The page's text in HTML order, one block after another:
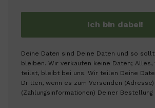
Ich bin dabei!
Deine Daten sind Deine Daten und so
bleiben. Wir verkaufen keine Daten; Alles,
teilst, bleibt bei uns. Wir teilen Deine
Dritten, wenn es zum Versenden
(Zahlungsinformationen) Deiner